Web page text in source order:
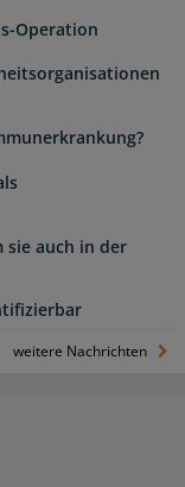
Operation
sie auch in der
weitere Nachrichten